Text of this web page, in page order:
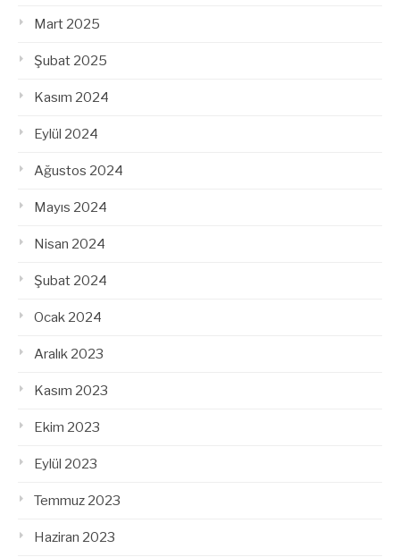
Mart 2025
Şubat 2025
Kasım 2024
Eylül 2024
Ağustos 2024
Mayıs 2024
Nisan 2024
Şubat 2024
Ocak 2024
Aralık 2023
Kasım 2023
Ekim 2023
Eylül 2023
Temmuz 2023
Haziran 2023